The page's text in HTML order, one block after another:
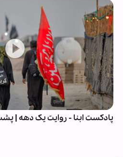
پادکست ابنا - روایت یک دهه |